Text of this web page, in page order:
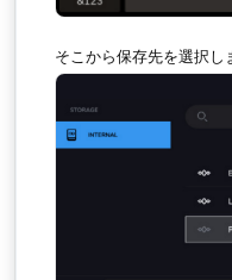
そこから保存先を選択し